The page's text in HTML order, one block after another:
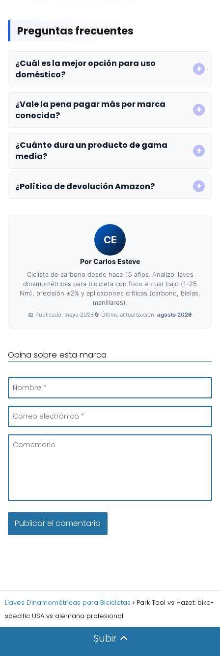
Preguntas frecuentes
¿Cuál es la mejor opción para uso
doméstico?
¿Vale la pena pagar más por marca
conocida?
¿Cuánto dura un producto de gama
media?
¿Política de devolución Amazon?
CE
Por Carlos Esteve
Ciclista de carbono desde hace 15 años. Analizo llaves
dinamométricas para bicicleta con foco en par bajo (1-25
Nm), precisión ±2% y aplicaciones críticas (carbono, bielas,
manillares).
📅 Publicado: mayo 2026🔄 Última actualización: agosto 2026
Opina sobre esta marca
Llaves Dinamométricas para Bicicletas
Park Tool vs Hazet: bike-
specific USA vs alemana profesional
Subir